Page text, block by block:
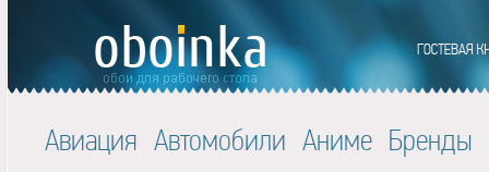
Авиация Автомобили Аниме Бренды